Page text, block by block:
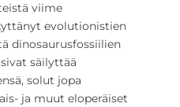
viime
evolutionistien
dinosaurusfossiilien
säilyttää
solut jopa
ja muut eloperäiset